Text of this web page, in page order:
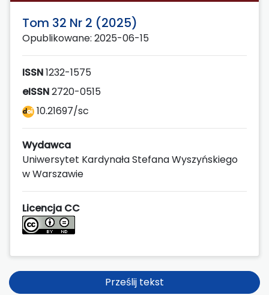
Tom 32 Nr 2 (2025)
Opublikowane: 2025-06-15
ISSN1232-1575
eISSN2720-0515
10.21697/sc
Wydawca
Uniwersytet Kardynała Stefana Wyszyńskiego
w Warszawie
Licencja CC
Prześlij tekst